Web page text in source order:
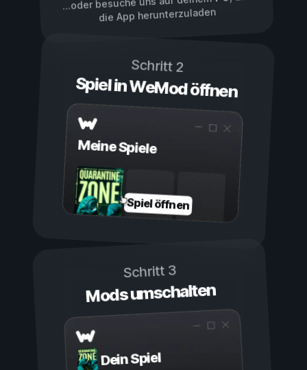
die App herunterzuladen
Schritt 2
Spiel in WeMod öffnen
Meine Spiele
Spiel öffnen
Schritt 3
Mods umschalten
Dein Spiel